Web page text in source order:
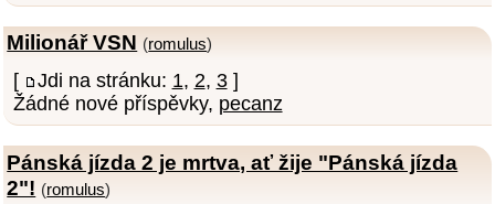
Milionář VSN (romulus)
[ Jdi na stránku: 1, 2, 3]
Žádné nové příspěvky, pecanz
Pánská jízda 2 je mrtva, ať žije "Pánská jízda
2"! (romulus)